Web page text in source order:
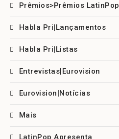
Prêmios>Prêmios LatinPop
Habla Pri|Lançamentos
Habla Pri|Listas
Entrevistas|Eurovision
Eurovision|Notícias
Mais
LatinPop Apresenta